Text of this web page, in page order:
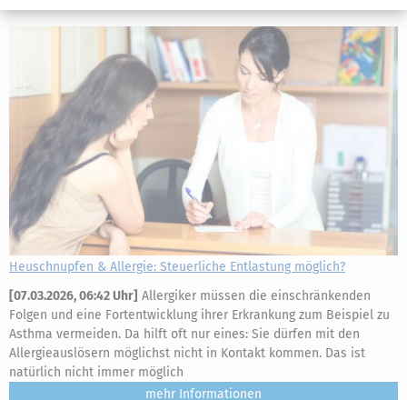
Heuschnupfen & Allergie: Steuerliche Entlastung möglich?
[07.03.2026, 06:42 Uhr] Allergiker müssen die einschränkenden
Folgen und eine Fortentwicklung ihrer Erkrankung zum Beispiel zu
Asthma vermeiden. Da hilft oft nur eines: Sie dürfen mit den
Allergieauslösern möglichst nicht in Kontakt kommen. Das ist
natürlich nicht immer möglich
mehr